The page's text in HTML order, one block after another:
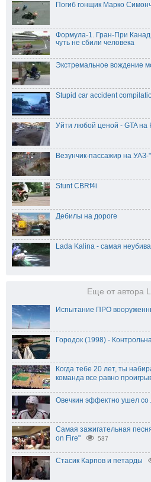
Погиб гонщик Марко
Формула-1. Гран-При
чуть не сбили человека
Экстремальное вождение
Stupid car accident
Уйти любой ценой - GTA на
Везунчик-пассажир на УАЗ-
Stunt CBRf4i
Дебилы на дороге
Lada Kalina - самая
Еще от автора
Испытание ПРО
Городок (1998) -
Когда тебе 20 лет, ты
команда все равно
Овечкин эффектно ушел со
Самая зажигательная
on Fire"
537
Стасик Карпов и петарды